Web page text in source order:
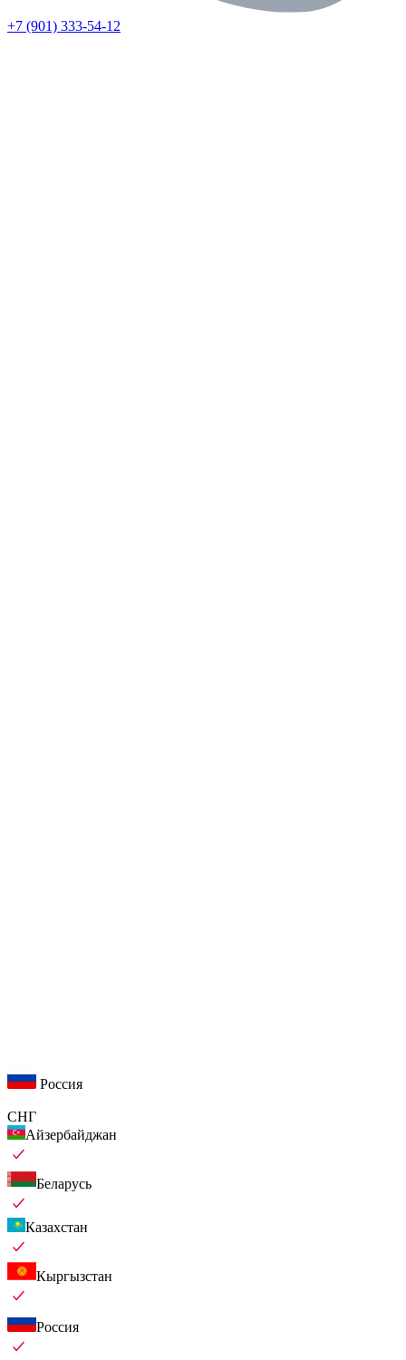
+7 (901) 333-54-12
Россия
СНГ
Айзербайджан
Беларусь
Казахстан
Кыргызстан
Россия